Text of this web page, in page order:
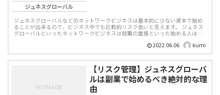
ジュネスグローバル
ジュネスグローバルなどのネットワークビジネスは基本的に少ない資本で始め
ることが出来るので、ビジネス中でも比較的リスク低いと言えます。 ジュネス
グローバルといったネットワークビジネスは就職の面接といった始める人は選
2022.06.06 kumi
【リスク管理】ジュネスグローバ
ルは副業で始めるべき絶対的な理
由